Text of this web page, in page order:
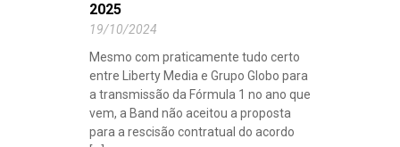
2025
19/10/2024
Mesmo com praticamente tudo certo
entre Liberty Media e Grupo Globo para
a transmissão da Fórmula 1 no ano que
vem, a Band não aceitou a proposta
para a rescisão contratual do acordo